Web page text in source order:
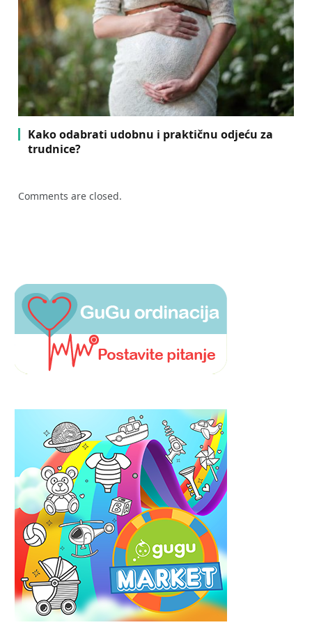
Kako odabrati udobnu i praktičnu odjeću za
trudnice?
Comments are closed.